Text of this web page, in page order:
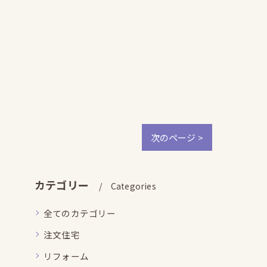
次のページ >
カテゴリー Categories
全てのカテゴリー
注文住宅
リフォーム